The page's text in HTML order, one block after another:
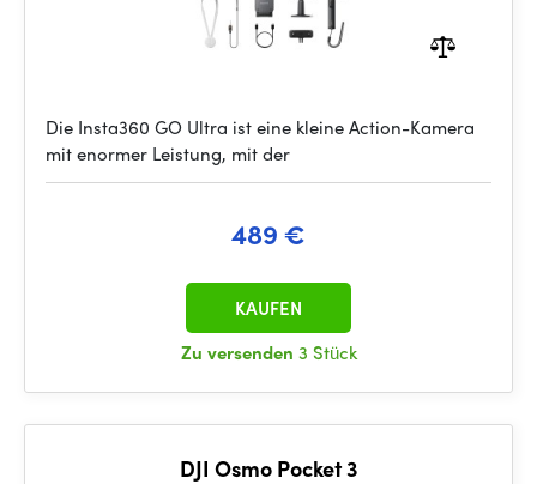
Die Insta360 GO Ultra ist eine kleine Action-Kamera
mit enormer Leistung, mit der
489 €
Zu versenden 3 Stück
KAUFEN
DJI Osmo Pocket 3